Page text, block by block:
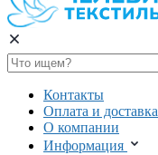
Контакты
Оплата и доставка
О компании
Информация